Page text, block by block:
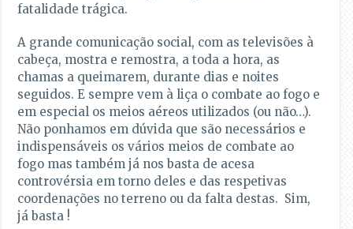
fatalidade trágica.
A grande comunicação social, com as televisões à
cabeça, mostra e remostra, a toda a hora, as
chamas a queimarem, durante dias e noites
seguidos. E sempre vem à liça o combate ao fogo e
em especial os meios aéreos utilizados (ou não…).
Não ponhamos em dúvida que são necessários e
indispensáveis os vários meios de combate ao
fogo mas também já nos basta de acesa
controvérsia em torno deles e das respetivas
coordenações no terreno ou da falta destas. Sim,
já basta !